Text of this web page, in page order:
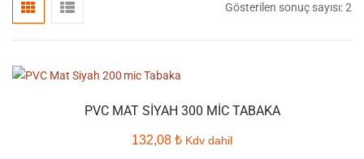
Gösterilen sonuç sayısı: 2
PVC MAT SIYAH 300 MIC TABAKA
132,08 ₺ Kdv dahil